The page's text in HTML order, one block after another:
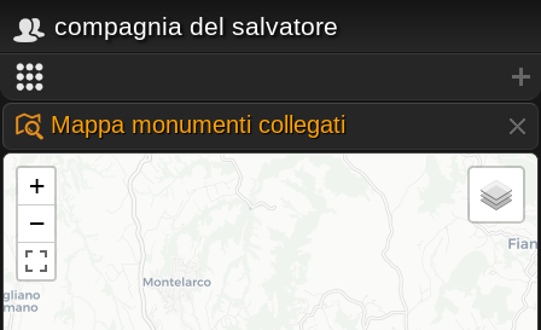
compagnia del salvatore
Mappa monumenti collegati
+
−